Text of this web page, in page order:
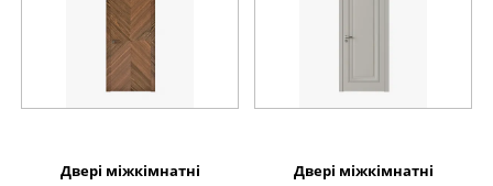
Двері міжкімнатні
Двері міжкімнатні